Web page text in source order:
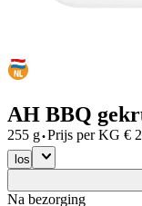
AH BBQ
255 g·Prijs per KG €
los
Na bezorging